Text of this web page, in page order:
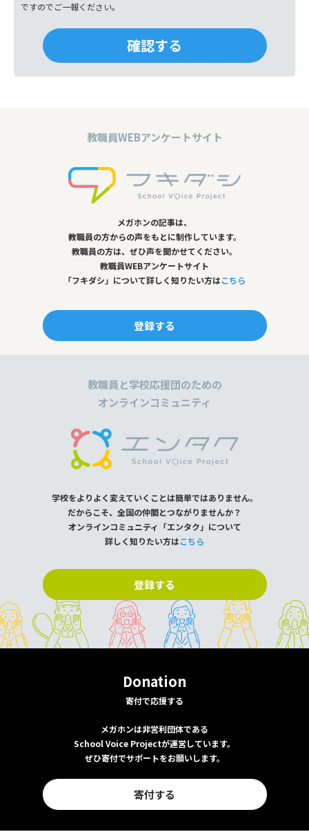
ですのでご一報ください。
教職員WEBアンケートサイト
メガホンの記事は、
教職員の方からの声をもとに制作しています。
教職員の方は、ぜひ声を聞かせてください。
教職員WEBアンケートサイト
「フキダシ」について詳しく知りたい方はこちら
登録する
教職員と学校応援団のための
オンラインコミュニティ
学校をよりよく変えていくことは簡単ではありません。
だからこそ、全国の仲間とつながりませんか？
オンラインコミュニティ「エンタク」について
詳しく知りたい方はこちら
登録する
Donation
寄付で応援する
メガホンは非営利団体である
School Voice Projectが運営しています。
ぜひ寄付でサポートをお願いします。
寄付する